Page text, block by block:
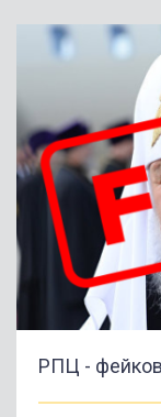
РПЦ -